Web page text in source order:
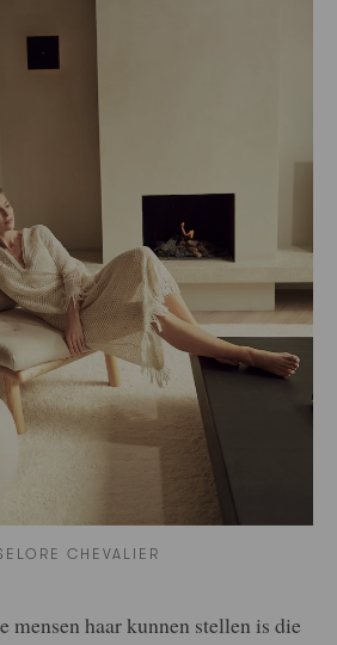
CHEVALIER
mensen haar kunnen stellen is die